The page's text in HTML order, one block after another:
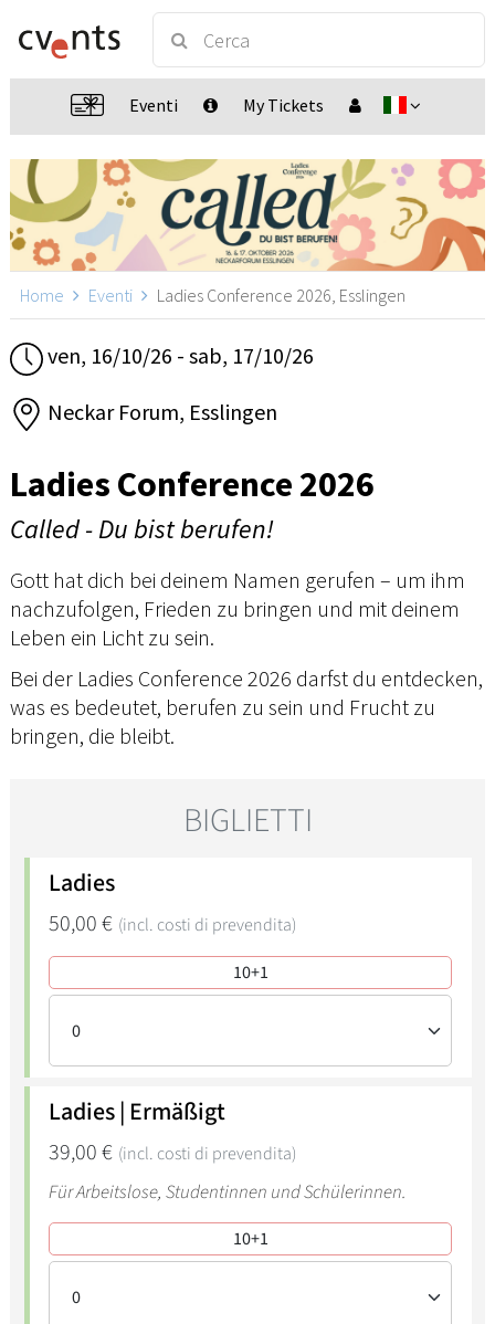
Eventi My Tickets
Home Eventi Ladies Conference 2026, Esslingen
ven, 16/10/26 - sab, 17/10/26
Neckar Forum, Esslingen
Ladies Conference 2026
Called - Du bist berufen!
Gott hat dich bei deinem Namen gerufen – um ihm
nachzufolgen, Frieden zu bringen und mit deinem
Leben ein Licht zu sein.
Bei der Ladies Conference 2026 darfst du entdecken,
was es bedeutet, berufen zu sein und Frucht zu
bringen, die bleibt.